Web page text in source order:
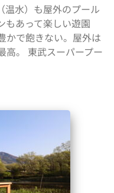
温水）も屋外のプール
もあって楽しい遊園
かで飽きない。屋外は
高。 東武スーパープー